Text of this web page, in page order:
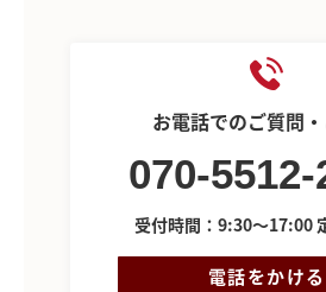
お電話でのご質問
070-5512-
受付時間：9:30～17:00
電話をかける